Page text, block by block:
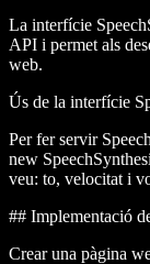
La interfície
API i permet als
web.
Ús de la interfície
Per fer servir
new
veu: to, velocitat i
## Implementació
Crear una pàgina